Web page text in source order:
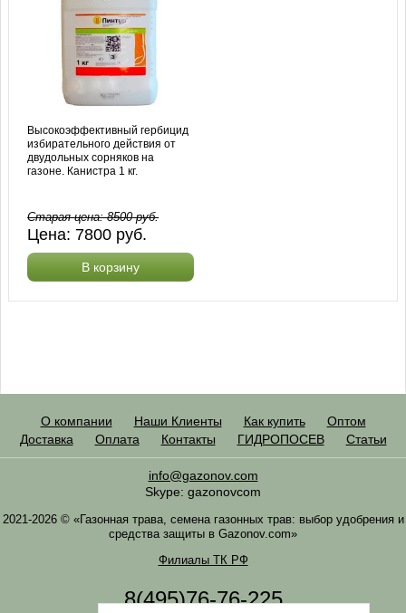
Высокоэффективный гербицид
избирательного действия от
двудольных сорняков на
газоне. Канистра 1 кг.
Старая цена:8500руб.
Цена: 7800 руб.
В корзину
О компании Наши Клиенты Как купить
Оптом
Доставка
Оплата Контакты ГИДРОПОСЕВ Статьи
info@gazonov.com
Skype: gazonovcom
2021-2026 © «Газонная трава, семена газонных трав: выбор удобрения и
средства защиты в Gazonov.com»
Филиалы ТК РФ
8(495)76-76-225